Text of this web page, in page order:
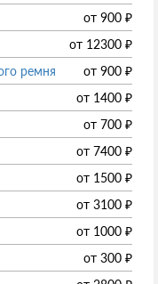
от 900 ₽
от 12300 ₽
ремня
от 900 ₽
от 1400 ₽
от 700 ₽
от 7400 ₽
от 1500 ₽
от 3100 ₽
от 1000 ₽
от 300 ₽